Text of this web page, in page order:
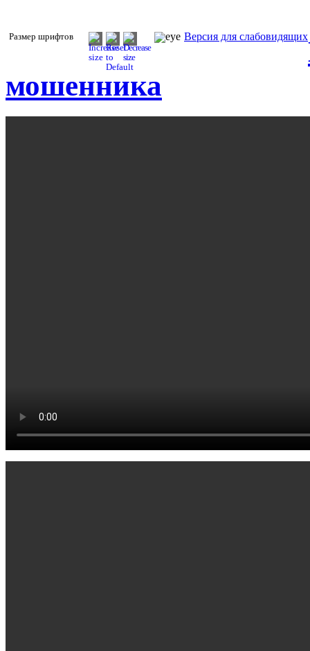
Размер шрифтов Версия для слабовидящих
мошенника